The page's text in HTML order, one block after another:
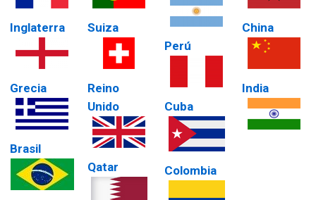
Inglaterra
Grecia
Brasil
Suiza
Reino
Unido
Qatar
Perú
Cuba
Colombia
China
India